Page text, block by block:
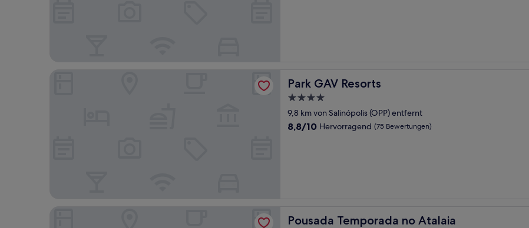
Park GAV Resorts
Park GAV Resorts
4.0-
Sterne-
Unterkunft
9,8 km von Salinópolis (OPP) entfernt
8.8
8,8/10 Hervorragend (75 Bewertungen)
Pousada Temporada no Atalaia
Pousada Temporada no Atalaia
Pousada Temporada no Atalaia